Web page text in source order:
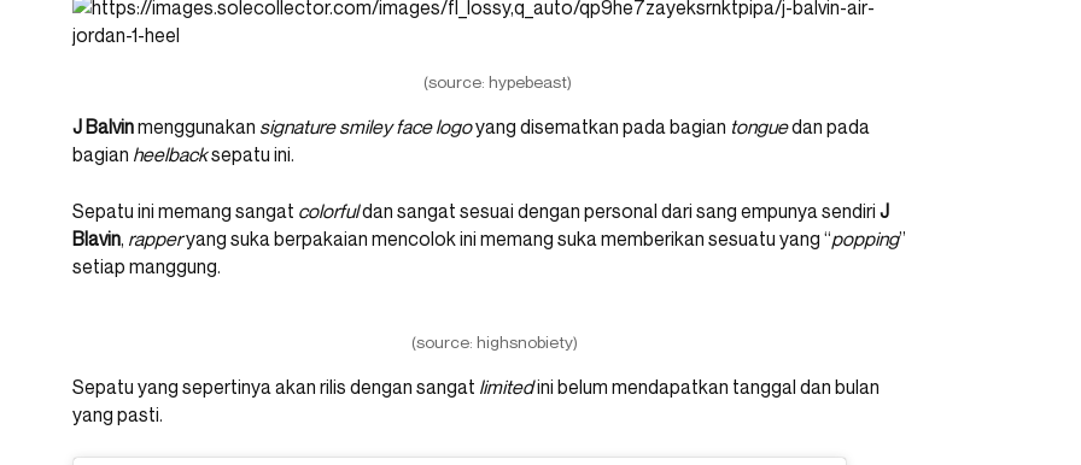
(source: hypebeast)
J Balvinmenggunakan signature smiley face logoyang disematkan pada bagian tonguedan pada
bagian heelbacksepatu ini.
Sepatu ini memang sangat colorfuldan sangat sesuai dengan personal dari sang empunya sendiri J
Blavin, rapperyang suka berpakaian mencolok ini memang suka memberikan sesuatu yang “popping”
setiap manggung.
(source: highsnobiety)
Sepatu yang sepertinya akan rilis dengan sangat limitedini belum mendapatkan tanggal dan bulan
yang pasti.